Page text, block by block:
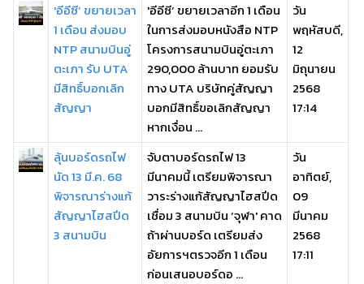
'อีอีซี’ ขยายเวลา
1 เดือน ส่งมอบ
NTP สนามบินอู่
ตะเภา รับ UTA
มีสิทธิ์บอกเลิก
สัญญา
'อีอีซี’ ขยายเวลาอีก 1 เดือน
ในการส่งมอบหนังสือ NTP
โครงการสนามบินอู่ตะเภา
290,000 ล้านบาท ยอมรับ
ทาง UTA บริษัทคู่สัญญา
บอกมีสิทธิ์ขอเลิกสัญญา
หากเงื่อน ...
วัน
พฤหัสบดี,
12
มิถุนายน
2568
17:14
ลุ้นบอร์ดรถไฟ
นัด 13 มี.ค. 68
พิจารณาร่างแก้
สัญญาไฮสปีด
3 สนามบิน
จับตาบอร์ดรถไฟ 13
มีนาคมนี้ เตรียมพิจารณา
วาระร่างแก้สัญญาไฮสปีด
เชื่อม 3 สนามบิน ‘จุฬา' คาด
ถ้าผ่านบอร์ด เตรียมส่ง
อัยการฯตรวจอีก 1 เดือน
ก่อนเสนอบอร์ดอ ...
วัน
อาทิตย์,
09
มีนาคม
2568
17:11